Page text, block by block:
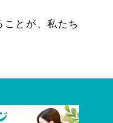
とが、私たち